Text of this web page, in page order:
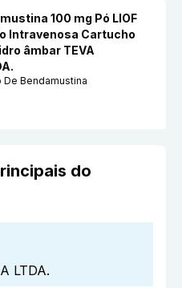
100 mg Pó LIOF
Intravenosa Cartucho
âmbar TEVA
De Bendamustina
do
LTDA.